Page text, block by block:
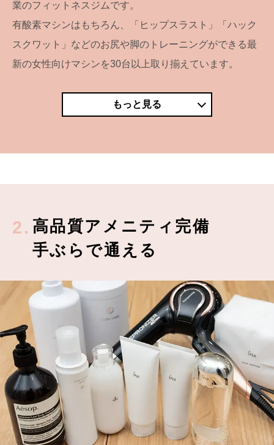
業のフィットネスジムです。
有酸素マシンはもちろん、「ヒップスラスト」「ハック
スクワット」などのお尻や脚のトレーニングができる最
新の女性向けマシンを30台以上取り揃えています。
もっと見る
2. 高品質アメニティ完備
手ぶらで通える